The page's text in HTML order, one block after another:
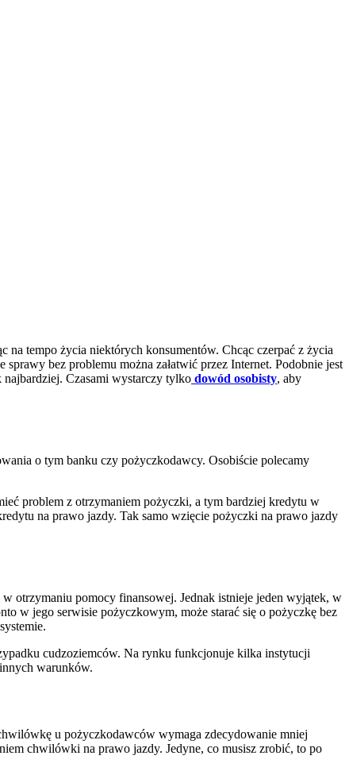
tempo życia niektórych konsumentów. Chcąc czerpać z życia
bez problemu można załatwić przez Internet. Podobnie jest
najbardziej. Czasami wystarczy tylko dowód osobisty, aby
o tym banku czy pożyczkodawcy. Osobiście polecamy
problem z otrzymaniem pożyczki, a tym bardziej kredytu w
na prawo jazdy. Tak samo wzięcie pożyczki na prawo jazdy
otrzymaniu pomocy finansowej. Jednak istnieje jeden wyjątek, w
w jego serwisie pożyczkowym, może starać się o pożyczkę bez
cudzoziemców. Na rynku funkcjonuje kilka instytucji
warunków.
u pożyczkodawców wymaga zdecydowanie mniej
chwilówki na prawo jazdy. Jedyne, co musisz zrobić, to po